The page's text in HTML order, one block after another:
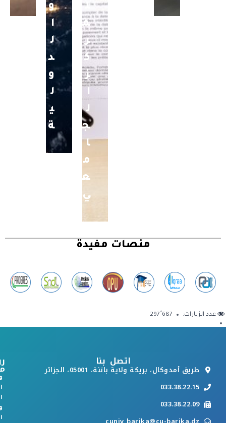
ل
م
ر
ك
ز
ا
ل
ج
ا
م
ع
ي
و
ا
ل
د
و
ل
ي
ة
منصات مفيدة
عدد الزيارات: 297٬687
اتصل بنا
طريق أمدوكال، بريكة ولاية باتنة، 05001، الجزائر
033.38.22.15
033.38.22.09